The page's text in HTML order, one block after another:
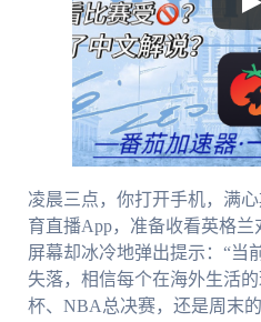
凌晨三点，你打开手机，满
育直播App，准备收看英格兰
屏幕却冰冷地弹出提示：“当
失落，相信每个在海外生活
杯、NBA总决赛，还是周末